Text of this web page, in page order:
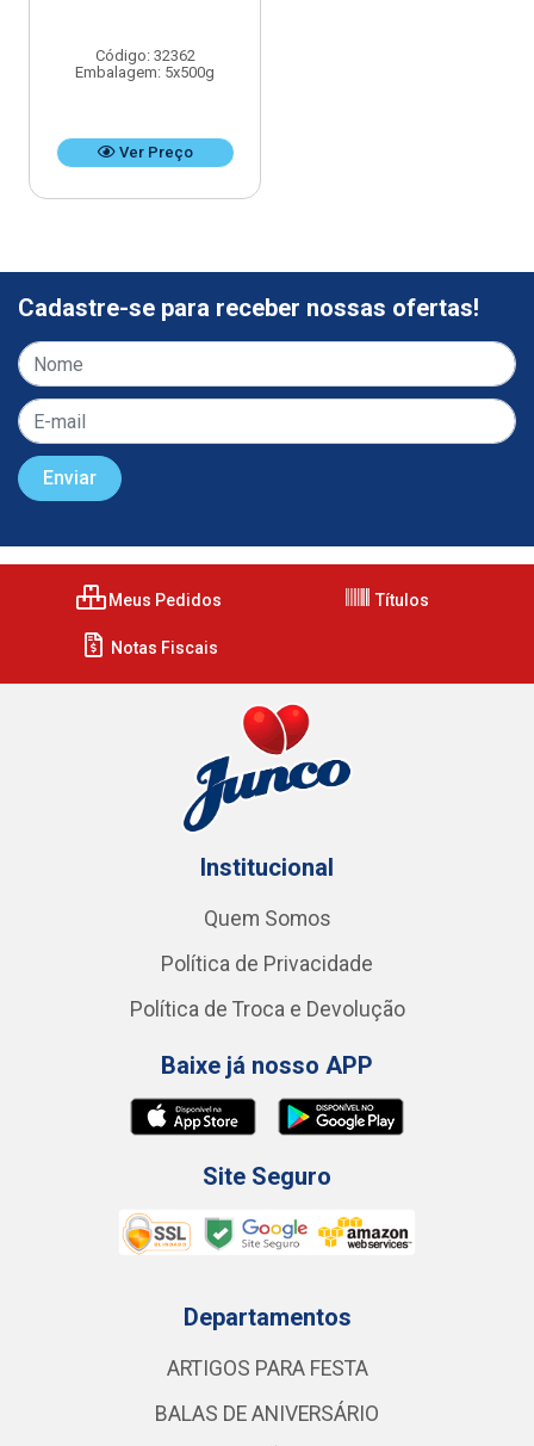
Código: 32362
Embalagem: 5x500g
Ver Preço
Cadastre-se para receber nossas ofertas!
Meus Pedidos Títulos
Notas Fiscais
Institucional
Quem Somos
Política de Privacidade
Política de Troca e Devolução
Baixe já nosso APP
Site Seguro
Departamentos
ARTIGOS PARA FESTA
BALAS DE ANIVERSÁRIO